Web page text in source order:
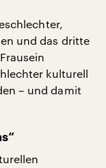
und das dritte
kulturell
– und damit